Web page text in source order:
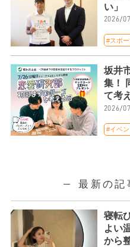
い」
2026/
#スポー
坂井
集！
て考
2026/
#イベン
最新の記
寝転
よい
から